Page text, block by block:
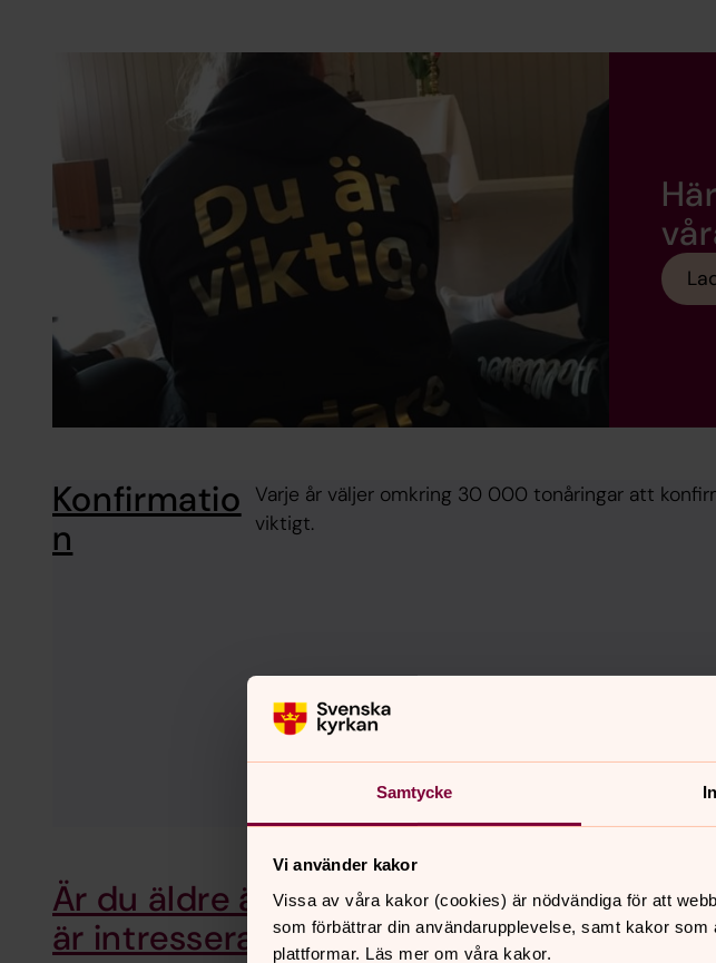
Samtycke
Vi använder kakor
Vissa av våra kakor (cookies) är nödvändiga för att
som förbättrar din användarupplevelse, samt kakor
plattformar. Läs mer om våra kakor.
Konfirmatio
n
Varje år väljer omkring 30 000 tonåringar att
viktigt.
Är du äldre än 14–15 år och
är intresserad av
Hitta
Sök efter en